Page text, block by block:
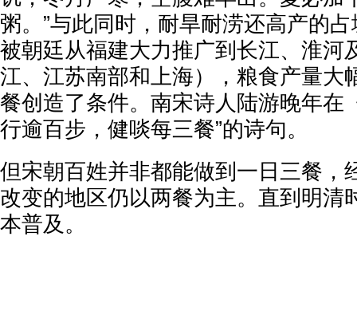
粥。”与此同时，耐旱耐涝还高产的
被朝廷从福建大力推广到长江、淮河
江、江苏南部和上海），粮食产量大
餐创造了条件。南宋诗人陆游晚年在
行逾百步，健啖每三餐”的诗句。
但宋朝百姓并非都能做到一日三餐，
改变的地区仍以两餐为主。直到明清
本普及。